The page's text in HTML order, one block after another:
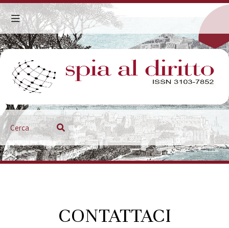
CONTATTACI